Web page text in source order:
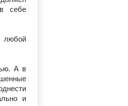
себе
любой
А в
и